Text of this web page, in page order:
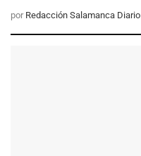
por Redacción Salamanca Diario